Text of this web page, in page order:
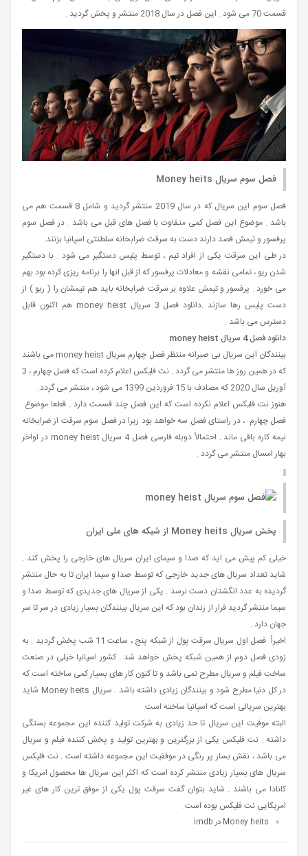
قسمت 70 می شود . این فصل در سال 2018 منتشر و پخش گردید .
فصل سوم سریال Money heits
فصل سوم این سریال که در سال 2019 منتشر گردید و شامل 8 قسمت هم می
باشد . موضوع این فصل کمی متفاوت با فصل های قبل می باشد . در فصل سوم
پرفسور و تیمش قصد دارند دست به سرقت ضرابخانه سلطنتی اسپانیا بزنند.
در طی این سرقت یکی از افراد تیم ، توسط پلیس دستگیر می شود . با دستگیر
شدن ریو ، تمامی نقشه و معادلات پرفسور که از قبل انها را برنامه ریزی کرده بود بهم
می خورد . پرفسور و تیمش علاوه بر سرقت ضرابخانه باید هم تیمشان را ( ریو ) از
دست پلیس رها سازند .دانلود فصل 3 سریال money heist هم اکنون قابل
دسترس می باشد .
دانلود فصل 4 سریال money heist
بینندگان این سریال بی صبرانه منتظر فصل چهارم سریال money heist می باشند
که در همین روز ها منتشر می گردد . نت فلیکس اعلام کرده است که فصل چهارم ، 3
آوریل سال 2020 که مصادف با 15 فرورذین 1399 می شود ، منتشر می گردد.
هنوز نت فلیکس اعلام نکرده است که این فصل چند قسمت دارد . قطعا موضوع
فصل چهارم ، در راستای فصل سه خواهد بود زیرا در فصل سوم سرقت از ضرابخانه
نیمه کاره باقی ماند . احتمالأ دوبله فارسی فصل 4 سریال money heist در اواخر
بهار امسال منتشر می گردد .
پخش سریال Money heits از شبکه های ملی ایران
خیلی کم پیش می اید که صدا و سیمای ایران سریال های خارجی را پخش کند .
شاید تعداد سریال های جدید خارجی که توسط صدا و سیما ایران تا به حال منتشر
گردیده به عدد انگشتان دست نرسد . یکی از سریال های جدیدی که توسط صدا و
سیما منتشر گردید فرار از زندان بود که این سریال بینندگان بسیار زیادی در سر تا سر
جهان دارد .
اخیرأ فصل اول سریال سرقت پول از شبکه پنج ، ساعت 11 شب پخش گردید . به
زودی فصل دوم از همین شبکه پخش خواهد شد . کشور اسپانیا خیلی در صنعت
ساخت فیلم و سریال مطرح نمی باشد و تا کنون کار های بسیار کمی ساخته است که
در کل دنیا مطرح شود و بینندگان زیادی داشته باشد . سریال Money heits شاید
بهترین سریالی است که اسپانیا ساخته است.
البته موفیت این سریال تا حد زیادی به شرکت تولید کننده این مجموعه بستگی
داشته . نت فلیکس یکی از بزرگترین و بهترین تولید و پخش کننده فبلم و سریال
می باشد ، نقش بسار پر رنگی در موفقیت این مجموعه داشته است . نت فلیکس
سریال های بسیار زیادی منتشر کرده است که اکثر این سریال ها محصول امریکا و
کانادا می باشند . شاید بتوان گفت سرقت پول یکی از موفق ترین کار های غیر
امریکایی نت فلیکس بوده است.
Money heits در imdb